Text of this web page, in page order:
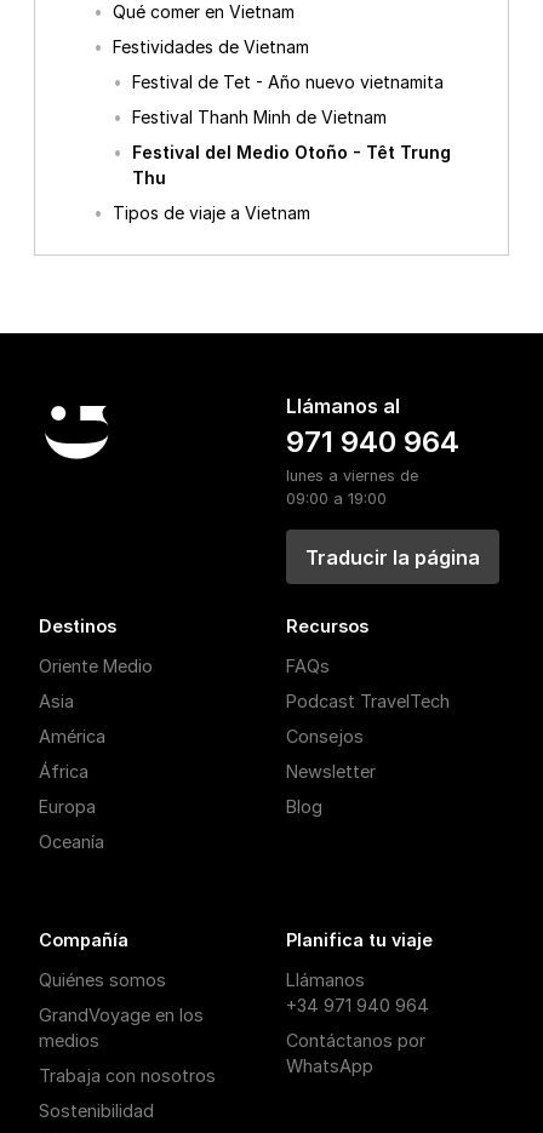
Qué comer en Vietnam
Festividades de Vietnam
Festival de Tet - Año nuevo vietnamita
Festival Thanh Minh de Vietnam
Festival del Medio Otoño - Têt Trung
Thu
Tipos de viaje a Vietnam
Llámanos al
971 940 964
lunes a viernes de
09:00 a 19:00
Traducir la página
Destinos
Oriente Medio
Asia
América
África
Europa
Oceanía
Recursos
FAQs
Podcast TravelTech
Consejos
Newsletter
Blog
Compañía
Quiénes somos
GrandVoyage en los
medios
Trabaja con nosotros
Sostenibilidad
Planifica tu viaje
Llámanos
+34 971 940 964
Contáctanos por
WhatsApp